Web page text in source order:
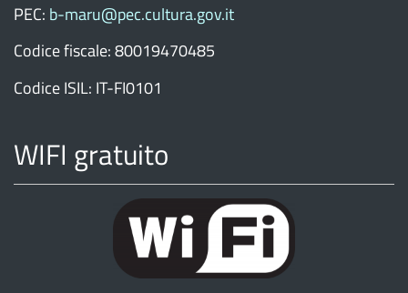
PEC: b-maru@pec.cultura.gov.it
Codice fiscale: 80019470485
Codice ISIL: IT-FI0101
WIFI gratuito